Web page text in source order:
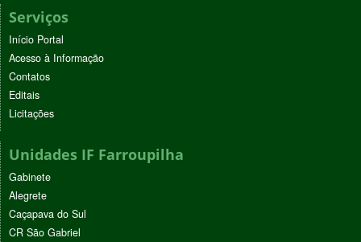
Serviços
Início Portal
Acesso à Informação
Contatos
Editais
Licitações
Unidades IF Farroupilha
Gabinete
Alegrete
Caçapava do Sul
CR São Gabriel